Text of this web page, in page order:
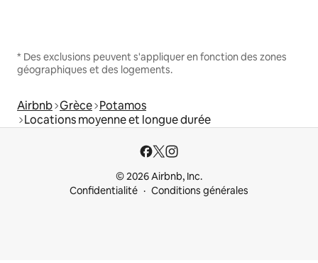
* Des exclusions peuvent s'appliquer en fonction des zones
géographiques et des logements.
Airbnb Grèce Potamos
Locations moyenne et longue durée
© 2026 Airbnb, Inc.
Confidentialité
Conditions générales